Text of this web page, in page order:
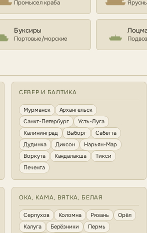
Промысел краба
Буксиры
Портовые/морские
СЕВЕР И БАЛТИКА
Мурманск
Архангельск
Санкт-Петербург
Усть-Луга
Калининград
Выборг
Сабетта
Дудинка
Диксон
Нарьян-Мар
Воркута
Кандалакша
Тикси
Печенга
ОКА, КАМА, ВЯТКА, БЕЛАЯ
Серпухов Коломна Рязань
Орёл
Калуга
Берёзники
Пермь